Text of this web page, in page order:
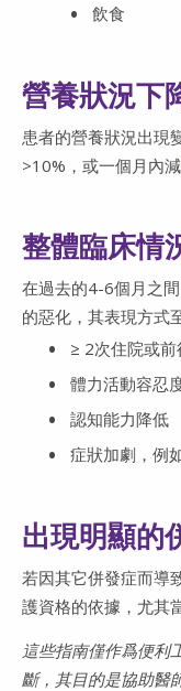
飲食
營養狀況下
患者的營養狀況出現
>10%，或一個月內減
整體臨床情
在過去的4-6個月之
的惡化，其表現方式
≥ 2次住院或前
體力活動容忍
認知能力降低
症狀加劇，例
出現明顯的
若因其它併發症而導
護資格的依據，尤其
這些指南僅作爲便利
斷，其目的是協助醫